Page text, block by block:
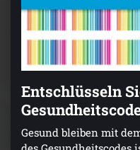
Entschlüsseln
Gesund bleiben mit